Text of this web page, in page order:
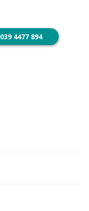
039 4477 894